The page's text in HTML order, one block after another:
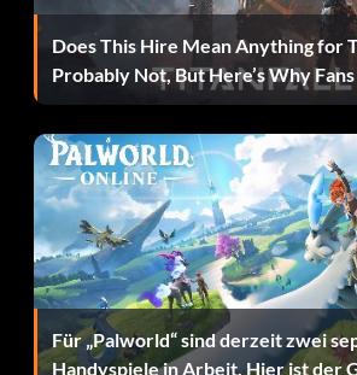
GamerNet-Tourist (Bronze): Verdiene
Spielerpunkte im EA SPORTS
Kursmeister (Bronze): Meistere 1
Toller Vorschlag (Bronze): Versenke
einer Caddie-Empfehlung.
Aufstrebender Amateur (Bronze):
SPORTS AM TOUR ab.
Does This Hire Mean Anything for
Probably Not, But Here’s Why
Für „Palworld“ sind derzeit zwei
Handyspiele in Arbeit. Hier ist der